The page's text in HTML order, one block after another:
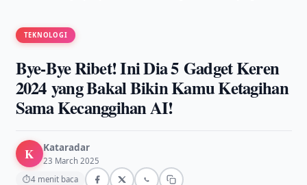
TEKNOLOGI
Bye-Bye Ribet! Ini Dia 5 Gadget Keren
2024 yang Bakal Bikin Kamu Ketagihan
Sama Kecanggihan AI!
K Kataradar
23 March 2025
⏱4 menit baca